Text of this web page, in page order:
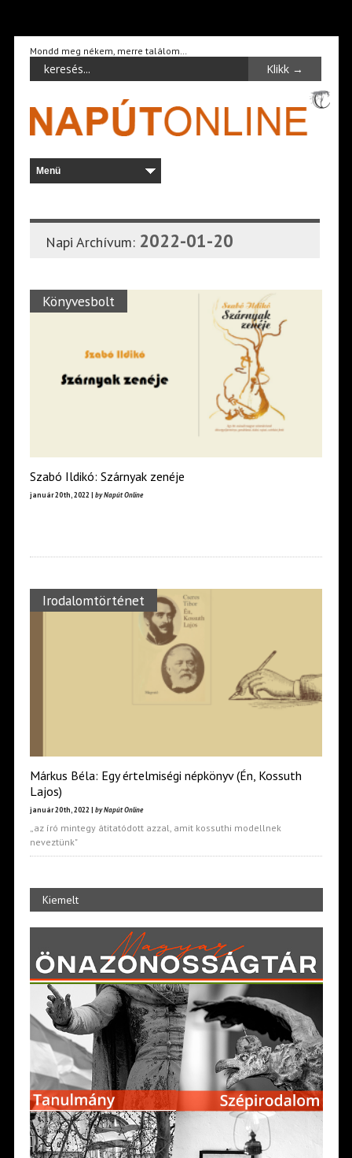
Mondd meg nékem, merre találom…
Napi Archívum: 2022-01-20
Könyvesbolt
Szabó Ildikó: Szárnyak zenéje
január 20th, 2022 | by Napút Online
Irodalomtörténet
Márkus Béla: Egy értelmiségi népkönyv (Én, Kossuth
Lajos)
január 20th, 2022 | by Napút Online
„az író mintegy átitatódott azzal, amit kossuthi modellnek
neveztünk"
Kiemelt